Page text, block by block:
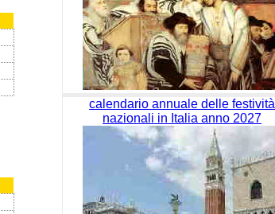
calendario annuale delle festività
nazionali in Italia anno 2027